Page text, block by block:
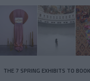
THE 7 SPRING EXHIBITS TO